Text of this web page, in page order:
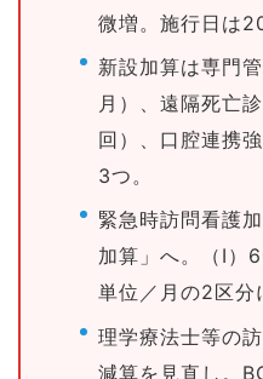
微増。施行日は
新設加算は専門
月）、遠隔死亡
回）、口腔連携
3つ。
緊急時訪問看護
加算」へ。（Ⅰ）
単位／月の2区分
理学療法士等の
減算を見直し。